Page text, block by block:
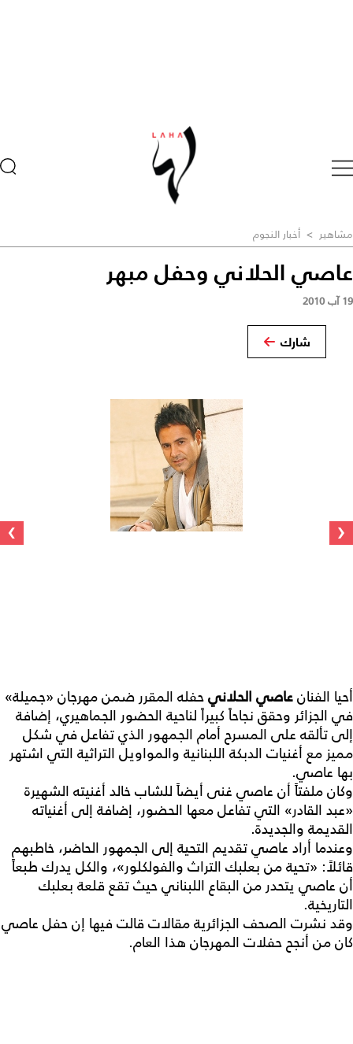
مشاهير > أخبار النجوم
عاصي الحلاني وحفل مبهر
19 آب 2010
شارك
‹
›
أحيا الفنانعاصي الحلانيحفله المقرر ضمن مهرجان «جميلة»
في الجزائر وحقق نجاحاً كبيراً لناحية الحضور الجماهيري، إضافة
إلى تألقه على المسرح أمام الجمهور الذي تفاعل في شكل
مميز مع أغنيات الدبكة اللبنانية والمواويل التراثية التي اشتهر
بها عاصي.
وكان ملفتاً أن عاصي غنى أيضاً للشاب خالد أغنيته الشهيرة
«عبد القادر» التي تفاعل معها الحضور، إضافة إلى أغنياته
القديمة والجديدة.
وعندما أراد عاصي تقديم التحية إلى الجمهور الحاضر، خاطبهم
قائلاً: «تحية من بعلبك التراث والفولكلور»، والكل يدرك طبعاً
أن عاصي يتحدر من البقاع اللبناني حيث تقع قلعة بعلبك
التاريخية.
وقد نشرت الصحف الجزائرية مقالات قالت فيها إن حفل عاصي
كان من أنجح حفلات المهرجان هذا العام.